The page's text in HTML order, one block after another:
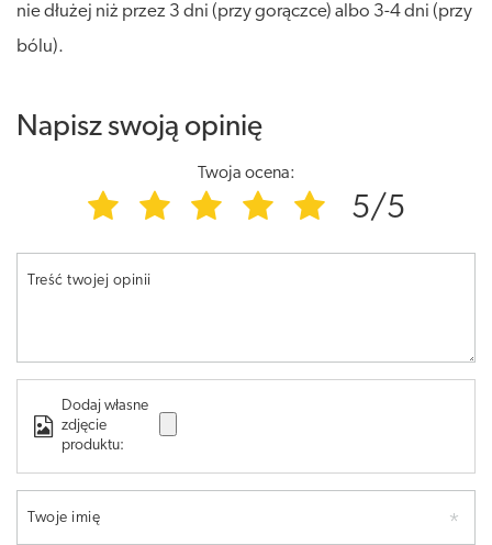
nie dłużej niż przez 3 dni (przy gorączce) albo 3-4 dni (przy
bólu).
Napisz swoją opinię
Twoja ocena:
5/5
Treść twojej opinii
Dodaj własne
zdjęcie
produktu:
Twoje imię